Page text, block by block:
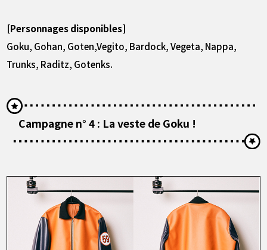
[Personnages disponibles]
Goku, Gohan, Goten,Vegito, Bardock, Vegeta, Nappa,
Trunks, Raditz, Gotenks.
Campagne n° 4 : La veste de Goku !